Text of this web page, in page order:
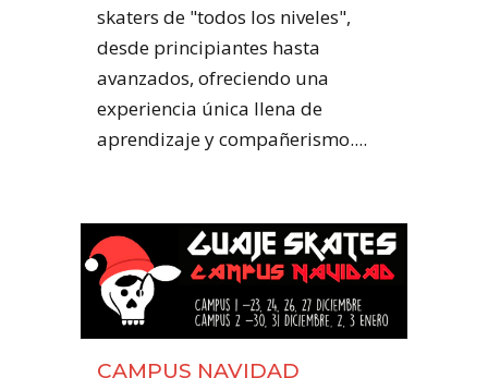
skaters de "todos los niveles",
desde principiantes hasta
avanzados, ofreciendo una
experiencia única llena de
aprendizaje y compañerismo....
CAMPUS NAVIDAD